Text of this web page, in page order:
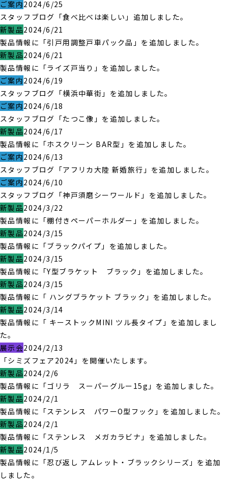
ご案内2024/6/25
スタッフブログ「食べ比べは楽しい」追加しました。
新製品2024/6/21
製品情報に「引戸用調整戸車パック品」を追加しました。
新製品2024/6/21
製品情報に「ライズ戸当り」を追加しました。
ご案内2024/6/19
スタッフブログ「横浜中華街」を追加しました。
ご案内2024/6/18
スタッフブログ「たつこ像」を追加しました。
新製品2024/6/17
製品情報に「ホスクリーン BAR型」を追加しました。
ご案内2024/6/13
スタッフブログ「アフリカ大陸 新婚旅行」を追加しました。
ご案内2024/6/10
スタッフブログ「神戸須磨シーワールド」を追加しました。
新製品2024/3/22
製品情報に「棚付きペーパーホルダー」を追加しました。
新製品2024/3/15
製品情報に「ブラックパイプ」を追加しました。
新製品2024/3/15
製品情報に「Y型ブラケット ブラック」を追加しました。
新製品2024/3/15
製品情報に「 ハングブラケット ブラック」を追加しました。
新製品2024/3/14
製品情報に「 キーストックMINI ツル長タイプ」を追加しまし
た。
展示会2024/2/13
「シミズフェア2024」を開催いたします。
新製品2024/2/6
製品情報に「ゴリラ スーパーグルー15g」を追加しました。
新製品2024/2/1
製品情報に「ステンレス パワーO型フック」を追加しました。
新製品2024/2/1
製品情報に「ステンレス メガカラビナ」を追加しました。
新製品2024/1/5
製品情報に「忍び返し アムレット・ブラックシリーズ」を追加
しました。